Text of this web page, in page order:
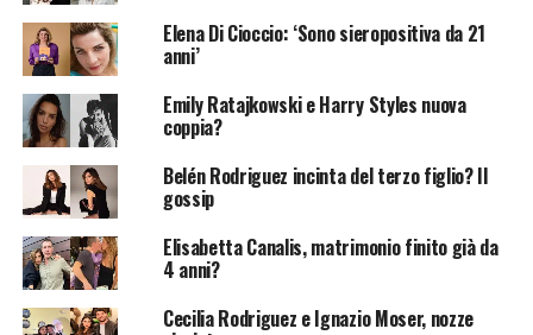
Il nome di un altro volto noto della tv italiana è finito
nella lista dei positivi al
, quello di
Scotti. Dopo
presentatore, nonché giudice del programma “Tu sì que
vales”, è stato contagiato dal virus. Ad annunciarlo è
stato lo stesso conduttore attraverso un post su
Instagram. Gerry Scotti si trova ora in isolamento nella
sua casa diMilano
Gerry Scotti colpito dal Covid, l’annuncio
sui social
Elena Di Cioccio: ‘Sono sieropositiva da 21
anni’
Emily Ratajkowski e Harry Styles nuova
coppia?
Belén Rodriguez incinta del terzo figlio? Il
gossip
Elisabetta Canalis, matrimonio finito già da
4 anni?
Cecilia Rodriguez e Ignazio Moser, nozze